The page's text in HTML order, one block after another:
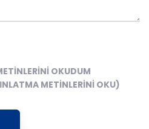
OKUDUM
METİNLERİNİ OKU)